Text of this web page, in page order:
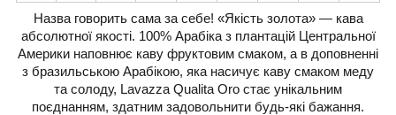
Назва говорить сама за себе! «Якість золота» — кава
абсолютної якості. 100% Арабіка з плантацій Центральної
Америки наповнює каву фруктовим смаком, а в доповненні
з бразильською Арабікою, яка насичує каву смаком меду
та солоду, Lavazza Qualita Oro стає унікальним
поєднанням, здатним задовольнити будь-які бажання.